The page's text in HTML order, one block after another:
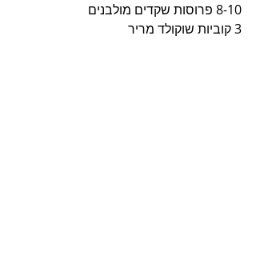
8-10 פרוסות שקדים מולבנים
3 קוביות שוקולד מריר